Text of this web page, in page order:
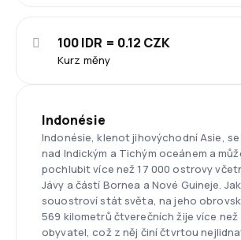
Kurz měny
100 IDR = 0.12 CZK
Indonésie
Indonésie, klenot jihovýchodní Asie,
nad Indickým a Tichým oceánem a
pochlubit více než 17 000 ostrovy
Jávy a částí Bornea a Nové Guineje.
souostroví stát světa, na jeho
569 kilometrů čtverečních žije více než
obyvatel, což z něj činí čtvrtou